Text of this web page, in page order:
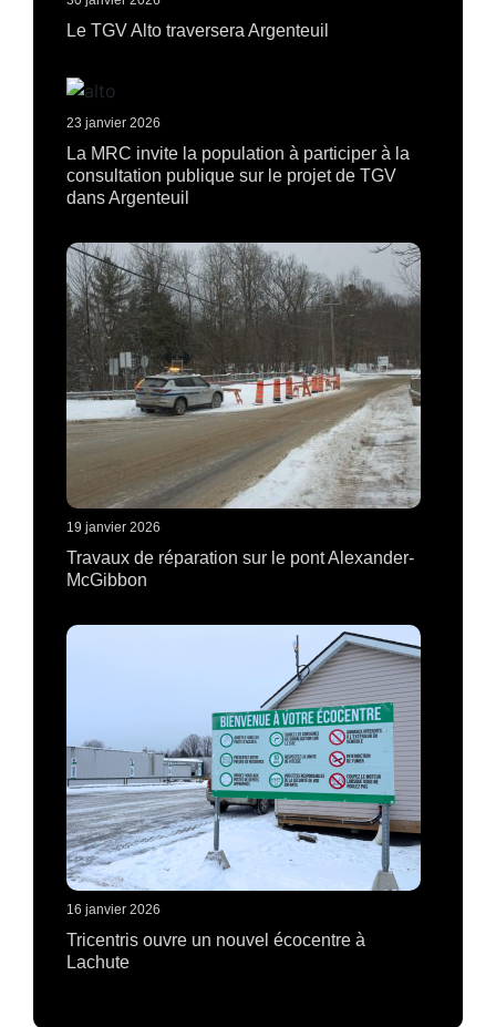
Le TGV Alto traversera Argenteuil
23 janvier 2026
La MRC invite la population à participer à la
consultation publique sur le projet de TGV
dans Argenteuil
19 janvier 2026
Travaux de réparation sur le pont Alexander-
McGibbon
16 janvier 2026
Tricentris ouvre un nouvel écocentre à
Lachute